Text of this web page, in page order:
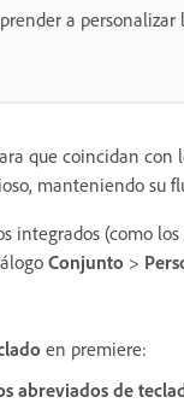
a personalizar
que coincidan
manteniendo su
integrados (como
Conjunto >
en premiere:
abreviados de